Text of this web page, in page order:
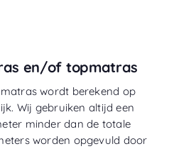
en/of topmatras
wordt berekend op
Wij gebruiken altijd een
minder dan de totale
worden opgevuld door